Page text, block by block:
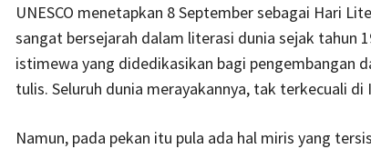
UNESCO menetapkan 8 September sebagai Hari
sangat bersejarah dalam literasi dunia sejak tahun
istimewa yang didedikasikan bagi pengembangan
tulis. Seluruh dunia merayakannya, tak terkecuali di
Namun, pada pekan itu pula ada hal miris yang